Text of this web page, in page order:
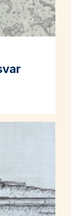
fasta försvar